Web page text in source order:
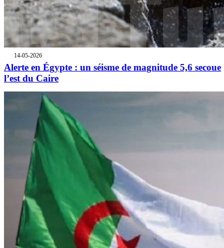
14-05-2026
Alerte en Égypte : un séisme de magnitude 5,6 secoue
l’est du Caire